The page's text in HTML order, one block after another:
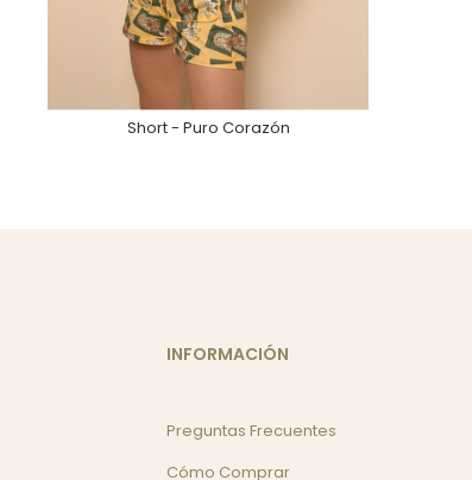
Short - Puro Corazón
INFORMACIÓN
Preguntas Frecuentes
Cómo Comprar